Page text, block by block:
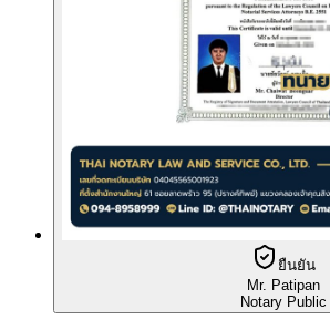
ยืนยัน
Mr. Patipan
Notary Public